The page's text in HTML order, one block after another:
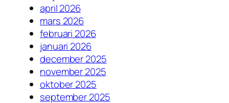
april 2026
mars 2026
februari 2026
januari 2026
december 2025
november 2025
oktober 2025
september 2025